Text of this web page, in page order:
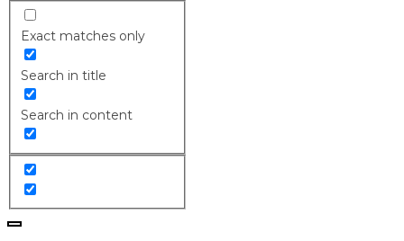
Exact matches only
Search in title
Search in content